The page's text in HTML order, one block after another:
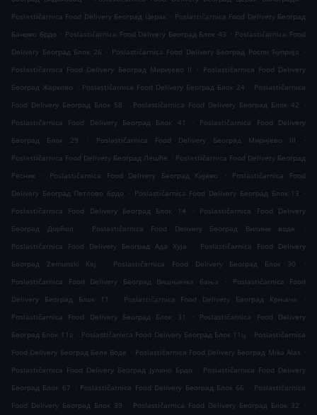
Poslastičarnica Food Delivery Београд Церак . Poslastičarnica Food Delivery Београд
Баново брдо . Poslastičarnica Food Delivery Београд Блок 43 . Poslastičarnica Food
Delivery Београд Блок 26 . Poslastičarnica Food Delivery Београд Роспи Ћуприја
.
Poslastičarnica Food Delivery Београд Миријево II
. Poslastičarnica Food Delivery
Београд Жарково . Poslastičarnica Food Delivery Београд Блок 24 . Poslastičarnica
Food Delivery Београд Блок 58
. Poslastičarnica Food Delivery Београд Блок 42
.
Poslastičarnica Food Delivery Београд Блок 41
.
Poslastičarnica Food Delivery
Београд Блок 29
. Poslastičarnica Food Delivery Београд Миријево III
.
Poslastičarnica Food Delivery Београд Лешће . Poslastičarnica Food Delivery Београд
Ресник
. Poslastičarnica Food Delivery Београд Кијево .
Poslastičarnica Food
Delivery Београд Петлово брдо
. Poslastičarnica Food Delivery Београд Блок 13
.
Poslastičarnica Food Delivery Београд Блок 14
.
Poslastičarnica Food Delivery
Београд Дорћол
. Poslastičarnica Food Delivery Београд Вилине воде
.
Poslastičarnica Food Delivery Београд Ада Хуја
.
Poslastičarnica Food Delivery
Београд Zemunski Kej
. Poslastičarnica Food Delivery Београд Блок 30
.
Poslastičarnica Food Delivery Београд Вишњичка бања
.
Poslastičarnica Food
Delivery Београд Блок 11
. Poslastičarnica Food Delivery Београд Крњача
.
Poslastičarnica Food Delivery Београд Блок 31
.
Poslastičarnica Food Delivery
Београд Блок 11а . Poslastičarnica Food Delivery Београд Блок 11ц . Poslastičarnica
Food Delivery Београд Беле Воде . Poslastičarnica Food Delivery Београд Mika Alas .
Poslastičarnica Food Delivery Београд Јулино Брдо
. Poslastičarnica Food Delivery
Београд Блок 67 . Poslastičarnica Food Delivery Београд Блок 66 . Poslastičarnica
Food Delivery Београд Блок 39
. Poslastičarnica Food Delivery Београд Блок 32
.